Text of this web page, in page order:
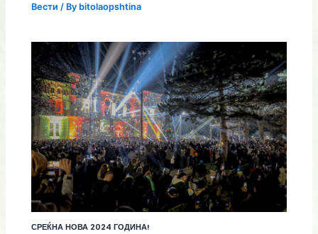
Вести / By bitolaopshtina
СРЕЌНА НОВА 2024 ГОДИНА!